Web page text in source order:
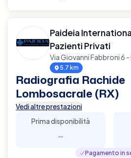
Paideia
Pazienti Privati
Via Giovanni Fabbroni 6
5.7 km
Radiografia Rachide
Lombosacrale (RX)
Vedi altre prestazioni
Prima disponibilità
-
Pagamento in